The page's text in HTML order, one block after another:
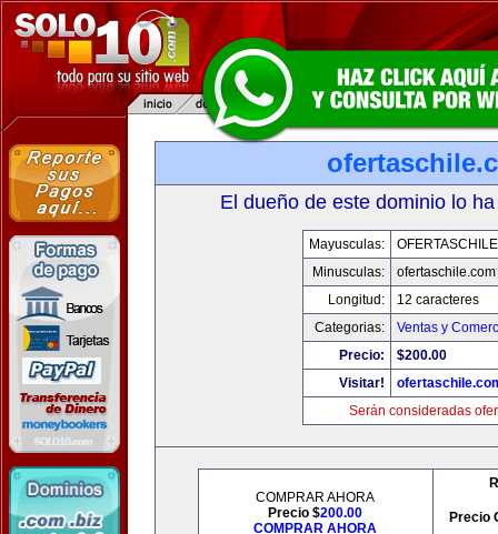
El dueño de este dominio lo
Mayusculas:
Minusculas:
ofertaschile.com
Longitud:
12 caracteres
Categorias:
Ventas y
Precio:
$200.00
Visitar!
Serán consideradas
COMPRAR AHORA
Precio $200.00
COMPRAR AHORA
Precio